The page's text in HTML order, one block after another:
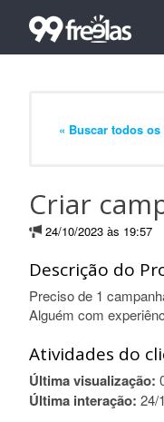
« Buscar todos
Criar
24/10/2023 às 19:57
Descrição do
Preciso de 1
Alguém com
Atividades do
Última visualização:
Última interação: 24/